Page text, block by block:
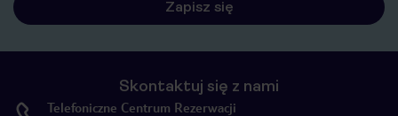
Zapisz się
Skontaktuj się z nami
Telefoniczne Centrum Rezerwacji